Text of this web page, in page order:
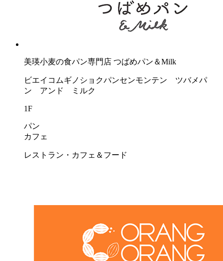
美瑛小麦の食パン専門店 つばめパン＆Milk
ビエイコムギノショクパンセンモンテン ツバメパ
ン アンド ミルク
1F
パン
カフェ
レストラン・カフェ＆フード